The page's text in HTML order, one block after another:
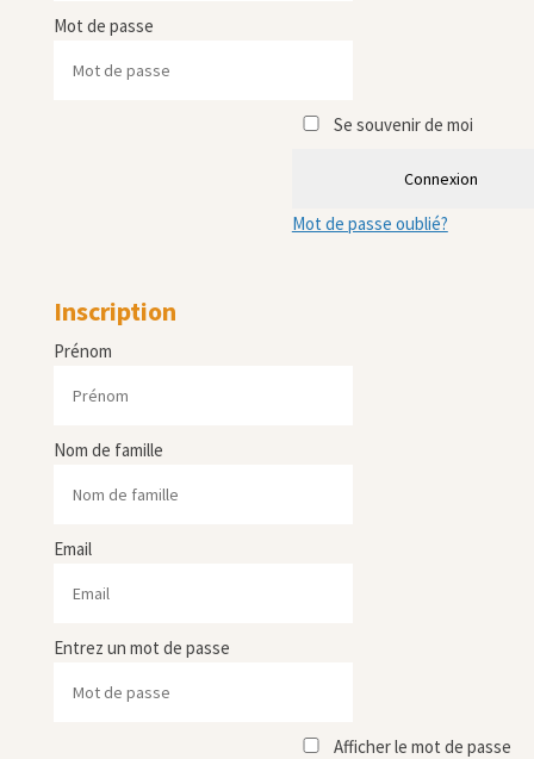
Mot de passe
Se souvenir de moi
Connexion
Mot de passe oublié?
Inscription
Prénom
Nom de famille
Email
Entrez un mot de passe
Afficher le mot de passe